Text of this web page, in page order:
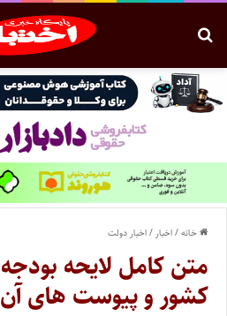
خانه/اخبار /اخبار دولت
کشور و پیوست های آن